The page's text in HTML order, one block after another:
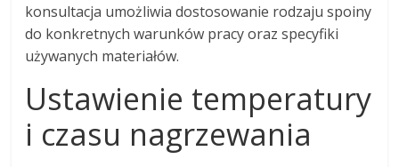
konsultacja umożliwia dostosowanie rodzaju spoiny
do konkretnych warunków pracy oraz specyfiki
używanych materiałów.
Ustawienie temperatury
i czasu nagrzewania